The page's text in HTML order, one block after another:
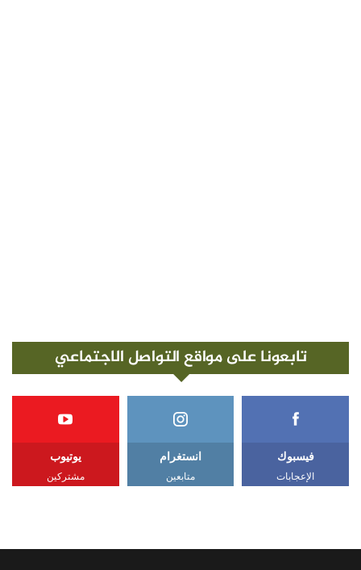
تابعونا على مواقع التواصل الاجتماعي
فيسبوك
الإعجابات
انستغرام
متابعين
يوتيوب
مشتركين